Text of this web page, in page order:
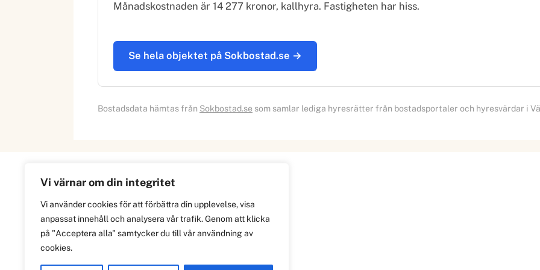
Vi värnar om din integritet
Vi använder cookies för att förbättra din upplevelse, visa
anpassat innehåll och analysera vår trafik. Genom att klicka
på "Acceptera alla" samtycker du till vår användning av
cookies.
Månadskostnaden är 14 277 kronor, kallhyra. Fastigheten har hiss.
Se hela objektet på Sokbostad.se →
Bostadsdata hämtas från Sokbostad.se som samlar lediga hyresrätter från bostadsportaler och hyresvärdar i
Information
Om
Integritetspolicy